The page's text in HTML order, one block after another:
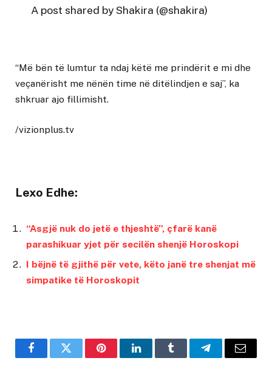
A post shared by Shakira (@shakira)
“Më bën të lumtur ta ndaj këtë me prindërit e mi dhe
veçanërisht me nënën time në ditëlindjen e saj”, ka
shkruar ajo fillimisht.
/vizionplus.tv
Lexo Edhe:
“Asgjë nuk do jetë e thjeshtë”, çfarë kanë
parashikuar yjet për secilën shenjë Horoskopi
I bëjnë të gjithë për vete, këto janë tre shenjat më
simpatike të Horoskopit
FacebookTwitter PinterestLinkedInTumblr TelegramEmail